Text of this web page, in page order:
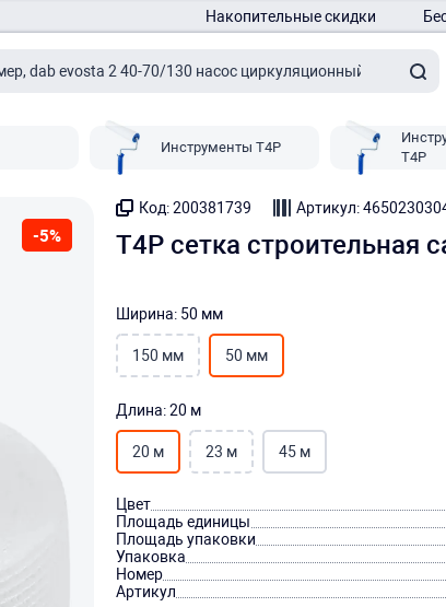
Накопительные скидки
Инструменты T4P
T4P
-5%
Код: 200381739 Артикул:
T4P сетка строительная
Ширина: 50 мм
150 мм 50 мм
Длина: 20 м
20 м 23 м 45 м
Цвет
Площадь единицы
Площадь упаковки
Упаковка
Номер
Артикул